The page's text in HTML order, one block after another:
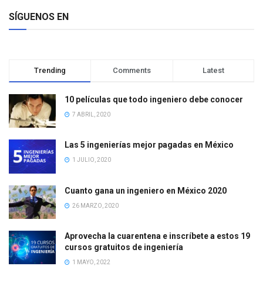
SÍGUENOS EN
Trending Comments Latest
10 películas que todo ingeniero debe conocer
7 ABRIL, 2020
Las 5 ingenierías mejor pagadas en México
1 JULIO, 2020
Cuanto gana un ingeniero en México 2020
26 MARZO, 2020
Aprovecha la cuarentena e inscríbete a estos 19
cursos gratuitos de ingeniería
1 MAYO, 2022